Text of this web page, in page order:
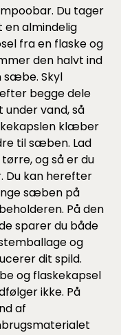
Du tager
en almindelig
fra en flaske og
den halvt ind
sæbe. Skyl
begge dele
under vand, så
klæber
til sæben. Lad
og så er du
Du kan herefter
sæben på
På den
sparer du både
og
dit spild.
og flaskekapsel
ikke. På
af